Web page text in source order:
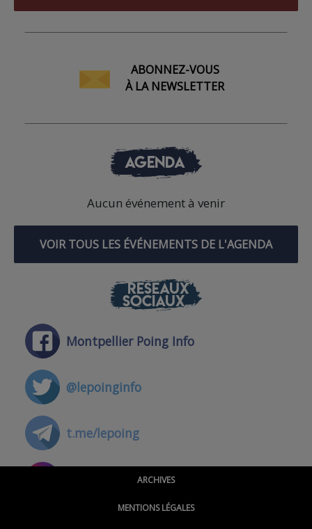
ABONNEZ-VOUS
À LA NEWSLETTER
AGENDA
Aucun événement à venir
VOIR TOUS LES ÉVÉNEMENTS DE L'AGENDA
RÉSEAUX
SOCIAUX
Montpellier Poing Info
@lepoinginfo
t.me/lepoing
@montpellierpoinginfo
ARCHIVES
MENTIONS LÉGALES